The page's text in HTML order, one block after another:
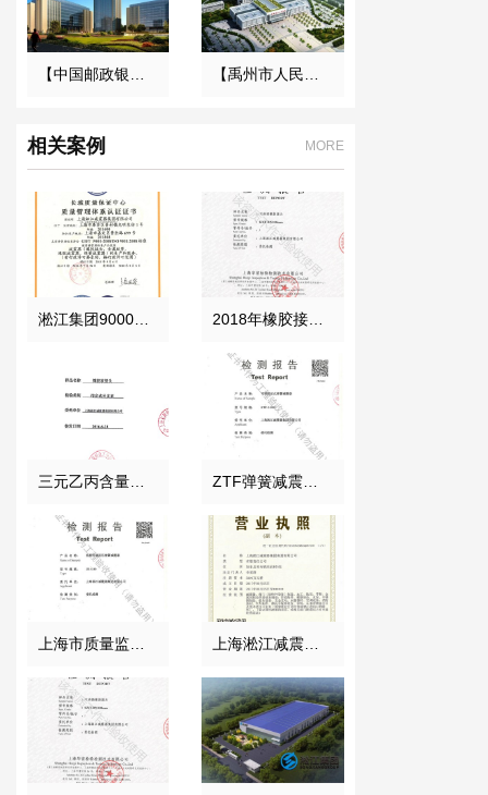
相关案例 MORE
淞江集团9000认证 中文正本 2018年橡胶接头性能检测报告结果